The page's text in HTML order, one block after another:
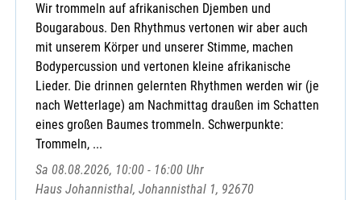
Wir trommeln auf afrikanischen Djemben und
Bougarabous. Den Rhythmus vertonen wir aber auch
mit unserem Körper und unserer Stimme, machen
Bodypercussion und vertonen kleine afrikanische
Lieder. Die drinnen gelernten Rhythmen werden wir (je
nach Wetterlage) am Nachmittag draußen im Schatten
eines großen Baumes trommeln. Schwerpunkte:
Trommeln, ...
Sa 08.08.2026, 10:00 - 16:00 Uhr
Haus Johannisthal, Johannisthal 1, 92670